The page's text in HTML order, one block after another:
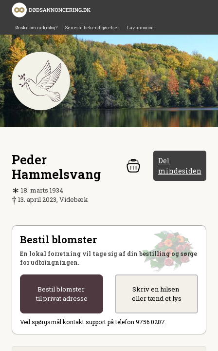
Ønske om nekrolog? Seneste bekendtgørelser Lav annonce
Peder
Hammelsvang
Del
mindesiden
18. marts 1934
13. april 2023, Videbæk
Bestil blomster
En lokal forretning vil tage sig af din bestilling og sørge
for udbringningen.
Bestil blomster
til privat adresse
Skriv en hilsen
eller tænd et lys
Ved spørgsmål kontakt support på telefon 9756 0207.